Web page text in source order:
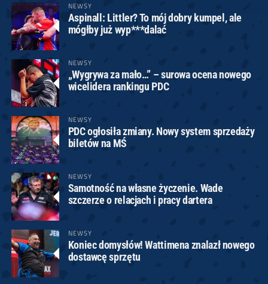
NEWSY
Aspinall: Littler? To mój dobry kumpel, ale
mógłby już wyp***dalać
NEWSY
„Wygrywa za mało…” – surowa ocena nowego
wicelidera rankingu PDC
NEWSY
PDC ogłosiła zmiany. Nowy system sprzedaży
biletów na MŚ
NEWSY
Samotność na własne życzenie. Wade
szczerze o relacjach i pracy dartera
NEWSY
Koniec domysłów! Wattimena znalazł nowego
dostawcę sprzętu